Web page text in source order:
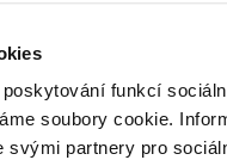
funkcí
soubory cookie.
partnery pro
slova o
Ukrajinců